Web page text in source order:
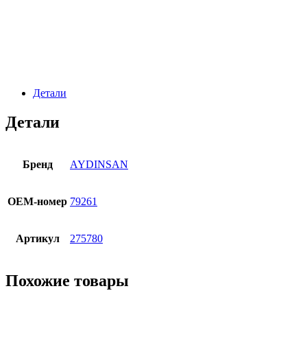
Детали
Детали
Бренд AYDINSAN
OЕМ-номер 79261
Артикул 275780
Похожие товары